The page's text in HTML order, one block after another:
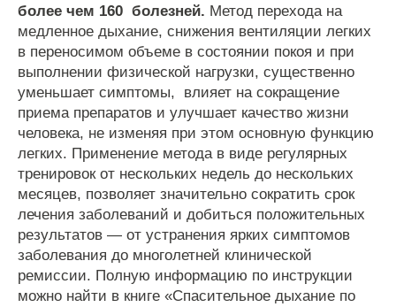
более чем 160 болезней. Метод перехода на
медленное дыхание, снижения вентиляции легких
в переносимом объеме в состоянии покоя и при
выполнении физической нагрузки, существенно
уменьшает симптомы, влияет на сокращение
приема препаратов и улучшает качество жизни
человека, не изменяя при этом основную функцию
легких. Применение метода в виде регулярных
тренировок от нескольких недель до нескольких
месяцев, позволяет значительно сократить срок
лечения заболеваний и добиться положительных
результатов — от устранения ярких симптомов
заболевания до многолетней клинической
ремиссии. Полную информацию по инструкции
можно найти в книге «Спасительное дыхание по